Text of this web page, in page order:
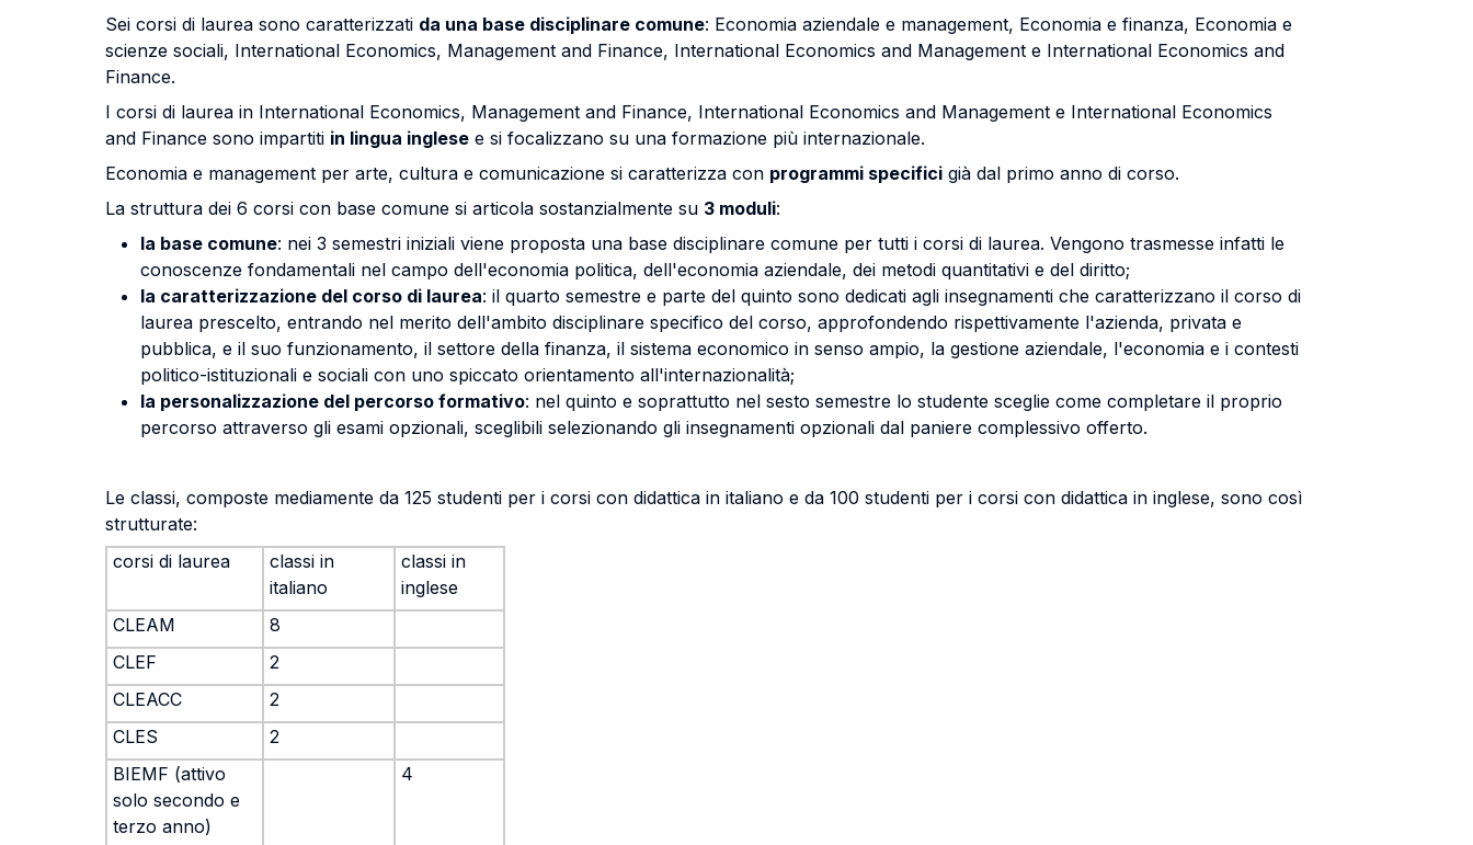
Sei corsi di laurea sono caratterizzati da una base disciplinare comune: Economia aziendale e management, Economia e finanza, Economia e
scienze sociali, International Economics, Management and Finance, International Economics and Management e International Economics and
Finance.
I corsi di laurea in International Economics, Management and Finance, International Economics and Management e International Economics
and Finance sono impartiti in lingua inglese e si focalizzano su una formazione più internazionale.
Economia e management per arte, cultura e comunicazione si caratterizza con programmi specifici già dal primo anno di corso.
La struttura dei 6 corsi con base comune si articola sostanzialmente su 3 moduli:
la base comune: nei 3 semestri iniziali viene proposta una base disciplinare comune per tutti i corsi di laurea. Vengono trasmesse infatti le
conoscenze fondamentali nel campo dell'economia politica, dell'economia aziendale, dei metodi quantitativi e del diritto;
la caratterizzazione del corso di laurea: il quarto semestre e parte del quinto sono dedicati agli insegnamenti che caratterizzano il corso di
laurea prescelto, entrando nel merito dell'ambito disciplinare specifico del corso, approfondendo rispettivamente l'azienda, privata e
pubblica, e il suo funzionamento, il settore della finanza, il sistema economico in senso ampio, la gestione aziendale, l'economia e i contesti
politico-istituzionali e sociali con uno spiccato orientamento all'internazionalità;
la personalizzazione del percorso formativo: nel quinto e soprattutto nel sesto semestre lo studente sceglie come completare il proprio
percorso attraverso gli esami opzionali, sceglibili selezionando gli insegnamenti opzionali dal paniere complessivo offerto.
Le classi, composte mediamente da 125 studenti per i corsi con didattica in italiano e da 100 studenti per i corsi con didattica in inglese, sono così
strutturate:
corsi di laurea
classi in
italiano
classi in
inglese
CLEAM
8
CLEF
2
CLEACC
2
CLES
2
BIEMF (attivo
solo secondo e
terzo anno)
4